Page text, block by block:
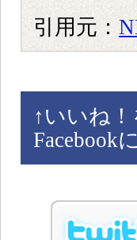
引用元：
↑ いいね
Facebook